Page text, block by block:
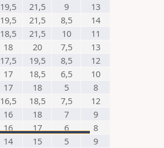
19,5 21,5 9
13
19,5 21,5 8,5
14
18,5 21,5 10
11
18 20 7,5
13
17,5 19,5 8,5
12
17 18,5 6,5
10
17 18 5
8
16,5 18,5 7,5
12
16 18 7
9
16 17 6
8
14 15 5
9